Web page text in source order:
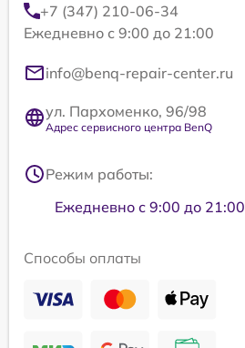
+7 (347) 210-06-34
Ежедневно с 9:00 до 21:00
info@benq-repair-center.ru
ул. Пархоменко, 96/98
Адрес сервисного центра BenQ
Режим работы:
Ежедневно с 9:00 до 21:00
Способы оплаты